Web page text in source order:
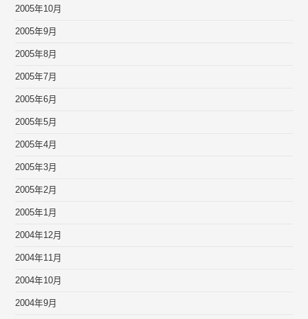
2005年10月
2005年9月
2005年8月
2005年7月
2005年6月
2005年5月
2005年4月
2005年3月
2005年2月
2005年1月
2004年12月
2004年11月
2004年10月
2004年9月